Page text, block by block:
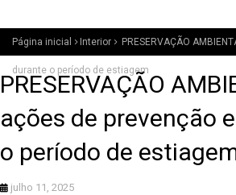
Página inicial Interior PRESERVAÇÃO
durante o período de estiagem
PRESERVAÇÃO
ações de prevenção
o período de
julho 11, 2025